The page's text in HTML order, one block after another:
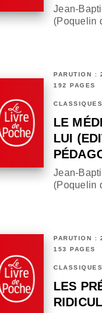
Jean-
(Poquelin
PARUTION :
192 PAGES
CLASSIQUES
LE
LUI
Jean-
(Poquelin
PARUTION :
153 PAGES
CLASSIQUES
LES